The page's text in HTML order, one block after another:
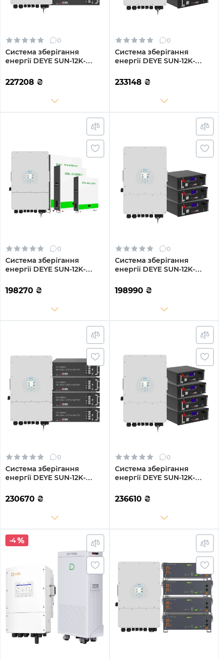
0
Система зберігання
енергії DEYE SUN-12K-
LFP 12kW 19.2kWh 4BAT
LiFePO4 6500 циклів
227208 ₴
0
Система зберігання
енергії DEYE SUN-12K-
4GS20.48K-LFP 12kW
20.48kWh 4BAT LiFePO4
233148 ₴
0
Система зберігання
енергії DEYE SUN-12K-
LFP-W 12kW 15.36kWh
3BAT LiFePO4 6500 циклів
198270 ₴
0
Система зберігання
енергії DEYE SUN-12K-
12kW 15.36kWh 3BAT
LiFePO4 6500 циклів
198990 ₴
0
Система зберігання
енергії DEYE SUN-12K-
12kW 19.2kWh 4BAT
LiFePO4 6500 циклів
230670 ₴
0
Система зберігання
енергії DEYE SUN-12K-
LFP 12kW 20.48kWh 4BAT
LiFePO4 6500 циклів
236610 ₴
-4